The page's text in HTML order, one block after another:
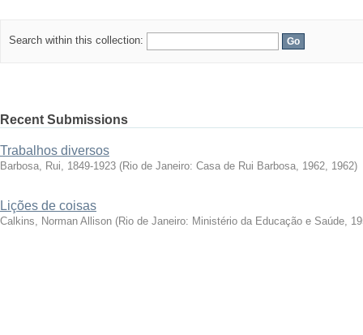
Search within this collection:
Recent Submissions
Trabalhos diversos
Barbosa, Rui, 1849-1923 (Rio de Janeiro: Casa de Rui Barbosa, 1962, 1962)
Lições de coisas
Calkins, Norman Allison (Rio de Janeiro: Ministério da Educação e Saúde,